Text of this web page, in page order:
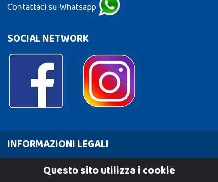
Contattaci su Whatsapp
SOCIAL NETWORK
INFORMAZIONI LEGALI
Cookie PolicyQuesto sito utilizza i cookie